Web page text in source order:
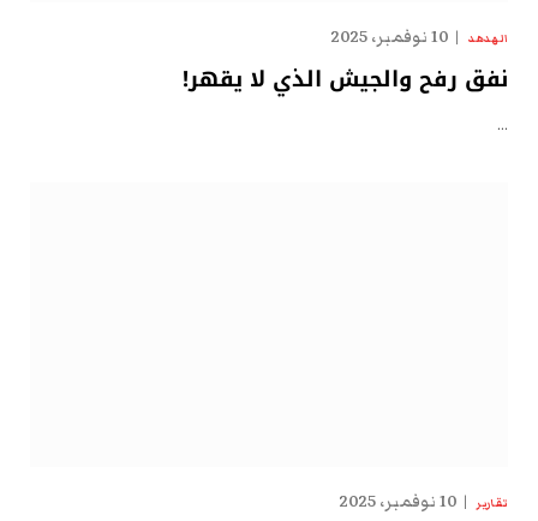
الهدهد 10 نوفمبر، 2025
نفق رفح والجيش الذي لا يقهر!
…
تقارير 10 نوفمبر، 2025